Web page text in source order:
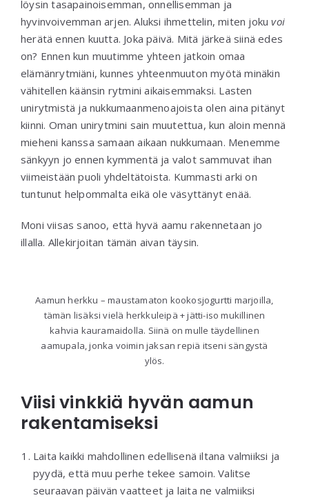
löysin tasapainoisemman, onnellisemman ja
hyvinvoivemman arjen. Aluksi ihmettelin, miten jokuvoi
herätä ennen kuutta. Joka päivä. Mitä järkeä siinä edes
on? Ennen kun muutimme yhteen jatkoin omaa
elämänrytmiäni, kunnes yhteenmuuton myötä minäkin
vähitellen käänsin rytmini aikaisemmaksi. Lasten
unirytmistä ja nukkumaanmenoajoista olen aina pitänyt
kiinni. Oman unirytmini sain muutettua, kun aloin mennä
mieheni kanssa samaan aikaan nukkumaan. Menemme
sänkyyn jo ennen kymmentä ja valot sammuvat ihan
viimeistään puoli yhdeltätoista. Kummasti arki on
tuntunut helpommalta eikä ole väsyttänyt enää.
Moni viisas sanoo, että hyvä aamu rakennetaan jo
illalla. Allekirjoitan tämän aivan täysin.
Aamun herkku – maustamaton kookosjogurtti marjoilla,
tämän lisäksi vielä herkkuleipä + jätti-iso mukillinen
kahvia kauramaidolla. Siinä on mulle täydellinen
aamupala, jonka voimin jaksan repiä itseni sängystä
ylös.
Viisi vinkkiä hyvän aamun
rakentamiseksi
Laita kaikki mahdollinen edellisenä iltana valmiiksi ja
pyydä, että muu perhe tekee samoin. Valitse
seuraavan päivän vaatteet ja laita ne valmiiksi